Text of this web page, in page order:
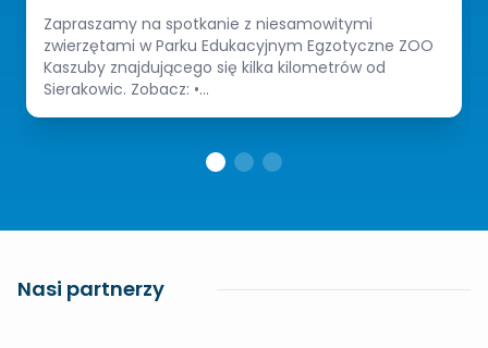
Zapraszamy na spotkanie z niesamowitymi
zwierzętami w Parku Edukacyjnym Egzotyczne ZOO
Kaszuby znajdującego się kilka kilometrów od
Sierakowic. Zobacz: •...
Nasi partnerzy